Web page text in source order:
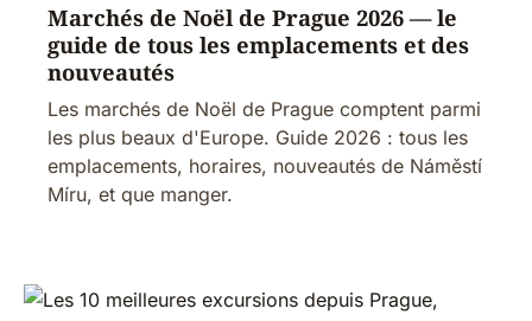
Marchés de Noël de Prague 2026 — le
guide de tous les emplacements et des
nouveautés
Les marchés de Noël de Prague comptent parmi
les plus beaux d'Europe. Guide 2026 : tous les
emplacements, horaires, nouveautés de Náměstí
Míru, et que manger.